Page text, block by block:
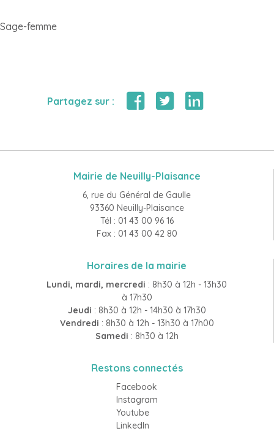
Sage-femme
Partagez sur :
Mairie de Neuilly-Plaisance
6, rue du Général de Gaulle
93360 Neuilly-Plaisance
Tél : 01 43 00 96 16
Fax : 01 43 00 42 80
Horaires de la mairie
Lundi, mardi, mercredi : 8h30 à 12h - 13h30
à 17h30
Jeudi : 8h30 à 12h - 14h30 à 17h30
Vendredi : 8h30 à 12h - 13h30 à 17h00
Samedi : 8h30 à 12h
Restons connectés
Facebook
Instagram
Youtube
LinkedIn